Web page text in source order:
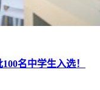
名中学生入选！